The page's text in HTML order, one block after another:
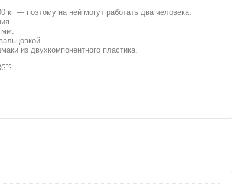
— поэтому на ней могут работать два человека.
мм.
из двухкомпонентного пластика.